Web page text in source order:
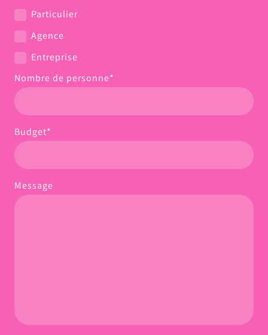
Particulier
Agence
Entreprise
Nombre de personne*
Budget*
Message